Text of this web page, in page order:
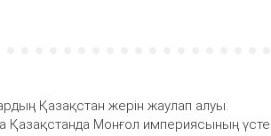
Қазақстан жерін жаулап алуы.
Қазақстанда Монғол империясының